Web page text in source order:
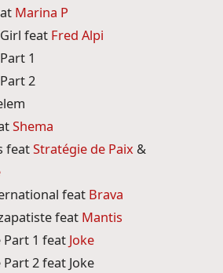
Marina P
feat Fred Alpi
1
2
Shema
featStratégie de Paix &
feat Brava
feat Mantis
Part 1 feat Joke
2 feat Joke